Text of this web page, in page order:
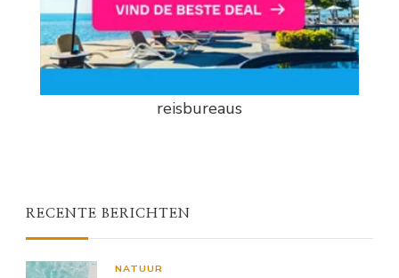
reisbureaus
RECENTE BERICHTEN
NATUUR